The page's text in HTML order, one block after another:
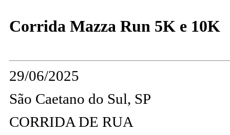
Corrida Mazza Run 5K e 10K
29/06/2025
São Caetano do Sul, SP
CORRIDA DE RUA